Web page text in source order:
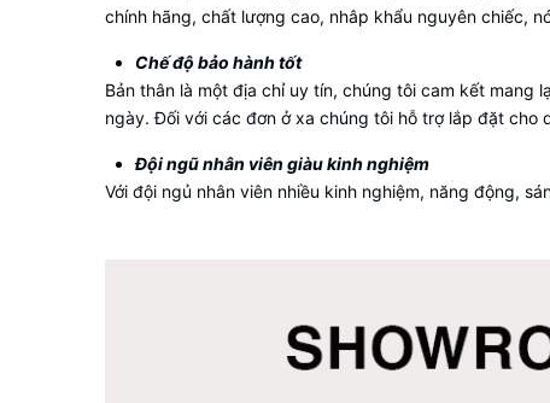
chính hãng, chất lượng cao, nhâp khẩu nguyên chiếc,
Chế độ bảo hành tốt
Bản thân là một địa chỉ uy tín, chúng tôi cam kết mang
ngày. Đối với các đơn ở xa chúng tôi hỗ trợ lắp đặt
Đội ngũ nhân viên giàu kinh nghiệm
Với đội ngủ nhân viên nhiều kinh nghiệm, năng động,